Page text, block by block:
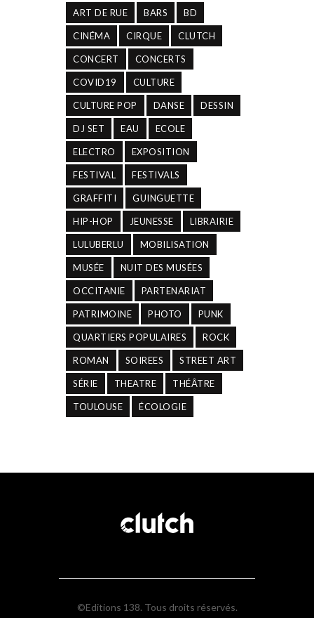
ART DE RUE BARS BD
CINÉMA CIRQUE CLUTCH
CONCERT CONCERTS
COVID19 CULTURE
CULTURE POP DANSE DESSIN
DJ SET EAU ECOLE
ELECTRO EXPOSITION
FESTIVAL FESTIVALS
GRAFFITI GUINGUETTE
HIP-HOP JEUNESSE LIBRAIRIE
LULUBERLU MOBILISATION
MUSÉE NUIT DES MUSÉES
OCCITANIE PARTENARIAT
PATRIMOINE PHOTO PUNK
QUARTIERS POPULAIRES ROCK
ROMAN SOIREES STREET ART
SÉRIE THEATRE THÉÂTRE
TOULOUSE ÉCOLOGIE
©Editions 138. Tous droits réservés.